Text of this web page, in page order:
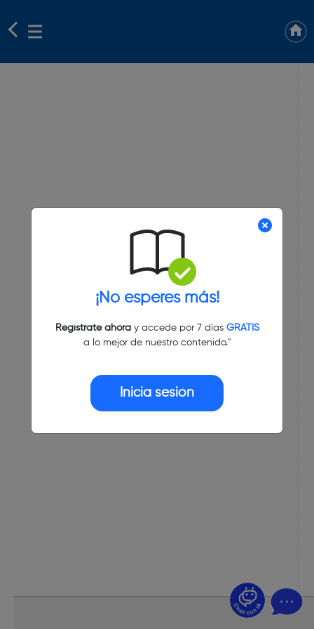
¡No esperes más!
Regístrate ahoray accede por 7 días GRATIS
a lo mejor de nuestro contenido."
Inicia sesión